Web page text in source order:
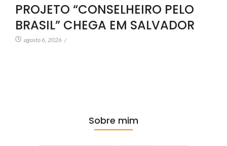
PROJETO “CONSELHEIRO PELO
BRASIL” CHEGA EM SALVADOR
agosto 6, 2026 /
Sobre mim